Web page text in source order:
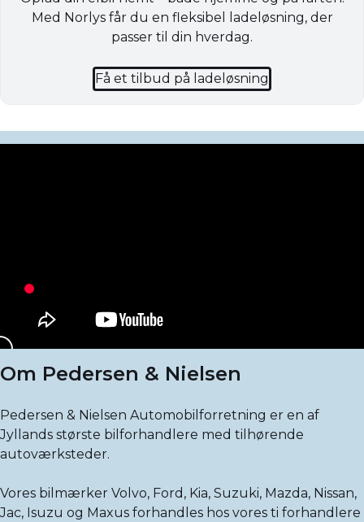
Med Norlys får du en fleksibel ladeløsning, der
passer til din hverdag.
Få et tilbud på ladeløsning
Om Pedersen & Nielsen
Pedersen & Nielsen Automobilforretning er en af
Jyllands største bilforhandlere med tilhørende
autoværksteder.
Vores bilmærker Volvo, Ford, Kia, Suzuki, Mazda, Nissan,
Jac, Isuzu og Maxus forhandles hos vores ti forhandlere